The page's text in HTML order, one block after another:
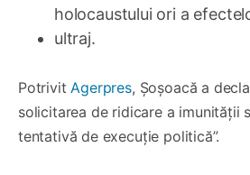
holocaustului ori a
ultraj.
Potrivit Agerpres, Șoșoacă a
solicitarea de ridicare a imunității
tentativă de execuție politică”.